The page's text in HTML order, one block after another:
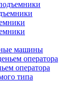
машины
оператора
типа